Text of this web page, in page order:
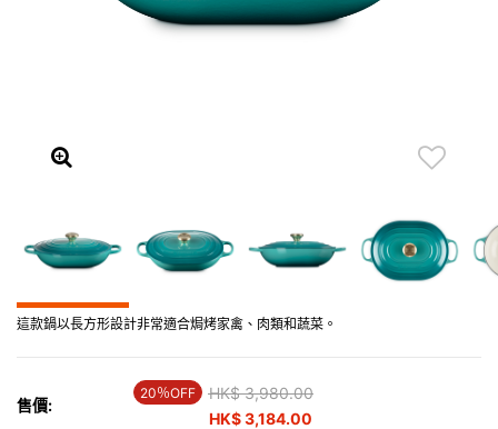
這款鍋以長方形設計非常適合焗烤家禽、肉類和蔬菜。
售價:
20％OFF Price reduced from
HK$ 3,980.00to
HK$ 3,184.00